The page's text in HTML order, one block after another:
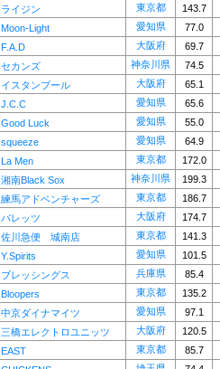
ライジン 東京都
143.7
Moon-Light 愛知県
77.0
F.A.D 大阪府
69.7
セカンズ 神奈川県
74.5
イスタンブール 大阪府
65.1
J.C.C 愛知県
65.6
Good Luck 愛知県
55.0
squeeze 愛知県
64.9
La Men 東京都
172.0
湘南Black Sox 神奈川県
199.3
練馬アドベンチャーズ 東京都
186.7
バレッツ 大阪府
174.7
佐川急便 城南店 東京都
141.3
Y.Spirits 愛知県
101.5
ブレッシングス 兵庫県
85.4
Bloopers 東京都
135.2
中京ダイナマイツ 愛知県
97.1
三橋エレクトロユニッツ 大阪府
120.5
EAST 東京都
85.7